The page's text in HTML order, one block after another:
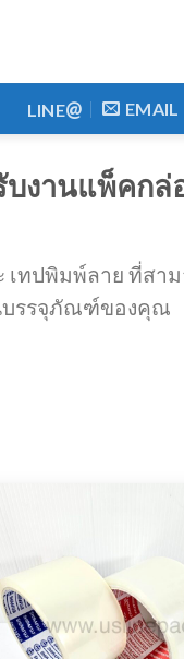
LINE@ EMAIL
บงานแพ็คกล่
เทปพิมพ์ลาย ที่สา
บรรจุภัณฑ์ของคุณ